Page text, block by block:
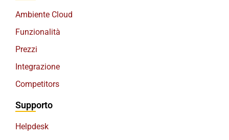
Ambiente Cloud
Funzionalità
Prezzi
Integrazione
Competitors
Supporto
Helpdesk